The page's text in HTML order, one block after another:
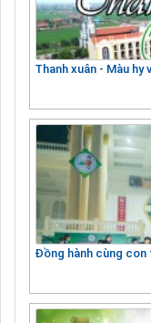
Thanh xuân - Màu hy
Đồng hành cùng con